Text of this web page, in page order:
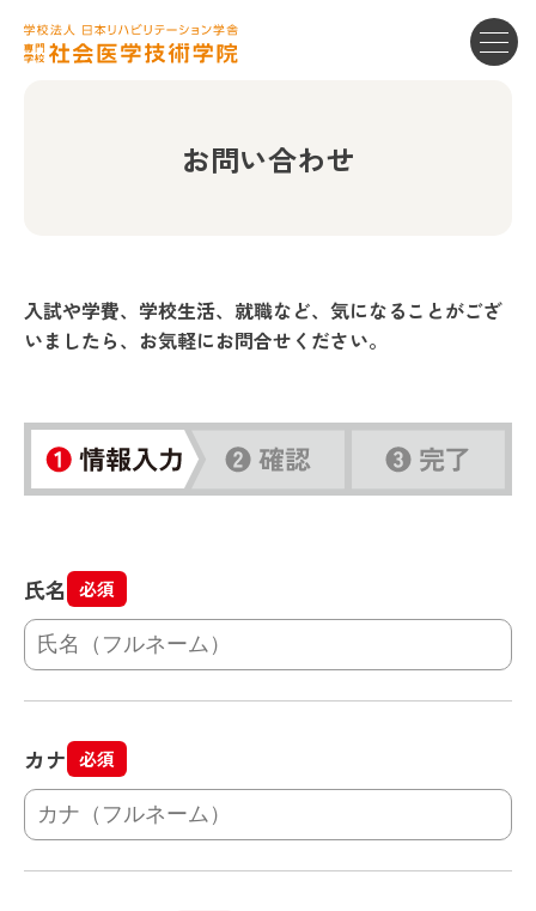
お問い合わせ
入試や学費、学校生活、就職など、 気になることがござ
いましたら、お気軽にお問合せください。
氏名 必須
カナ 必須